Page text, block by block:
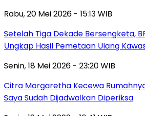
Rabu, 20 Mei 2026 - 15:13 WIB
Setelah Tiga Dekade Bersengketa,
Ungkap Hasil Pemetaan Ulang
Senin, 18 Mei 2026 - 23:20 WIB
Citra Margaretha Kecewa
Saya Sudah Dijadwalkan Diperiksa